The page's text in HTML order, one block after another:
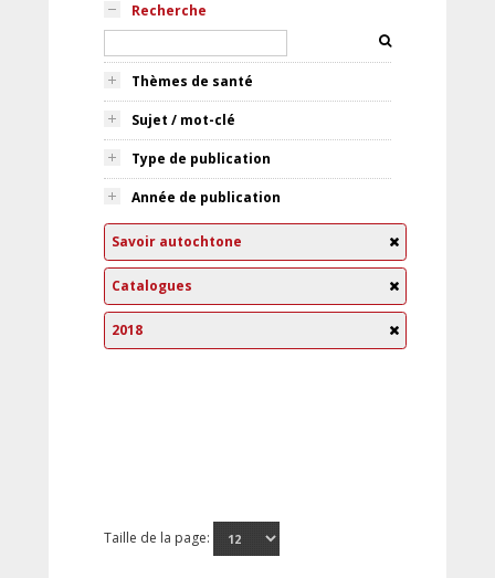
Recherche
Thèmes de santé
Sujet / mot-clé
Type de publication
Année de publication
Savoir autochtone
Catalogues
2018
Taille de la page: